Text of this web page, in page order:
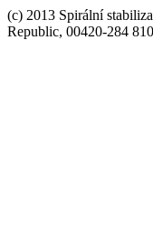
(c) 2013 Spirální
Republic, 00420-284